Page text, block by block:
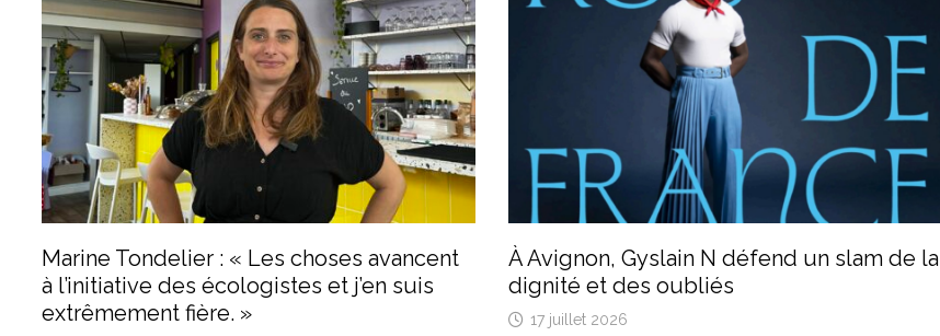
Marine Tondelier : « Les choses avancent
à l’initiative des écologistes et j’en suis
extrêmement fière. »
À Avignon, Gyslain N défend un slam de la
dignité et des oubliés
17 juillet 2026